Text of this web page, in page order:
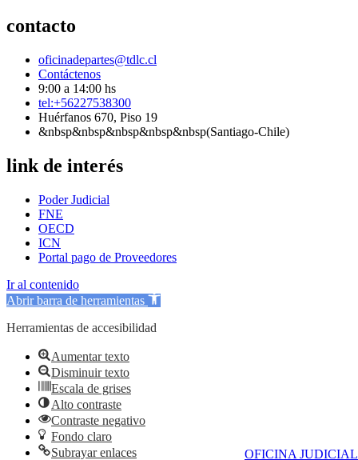
OFICINA JUDICIAL
contacto
oficinadepartes@tdlc.cl
Contáctenos
9:00 a 14:00 hs
tel:+56227538300
Huérfanos 670, Piso 19
&nbsp&nbsp&nbsp&nbsp&nbsp(Santiago-Chile)
link de interés
Poder Judicial
FNE
OECD
ICN
Portal pago de Proveedores
Ir al contenido
Abrir barra de herramientas
Herramientas de accesibilidad
Aumentar texto
Disminuir texto
Escala de grises
Alto contraste
Contraste negativo
Fondo claro
Subrayar enlaces